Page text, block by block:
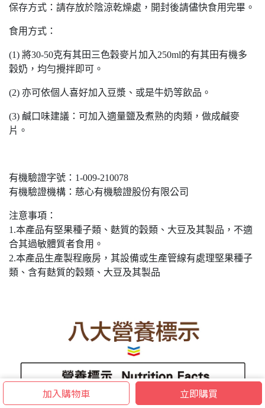
加入購物車 立即購買
保存方式：請存放於陰涼乾燥處，開封後請儘快食用完畢。
食用方式：
(1) 將30-50克有其田三色穀麥片加入250ml的有其田有機多
穀奶，均勻攪拌即可。
(2) 亦可依個人喜好加入豆漿、或是牛奶等飲品。
(3) 鹹口味建議：可加入適量鹽及煮熟的肉類，做成鹹麥
片。
有機驗證字號：1-009-210078
有機驗證機構：慈心有機驗證股份有限公司
注意事項：
1.本產品有堅果種子類、麩質的穀類、大豆及其製品，不適
合其過敏體質者食用。
2.本產品生產製程廠房，其設備或生產管線有處理堅果種子
類、含有麩質的穀類、大豆及其製品